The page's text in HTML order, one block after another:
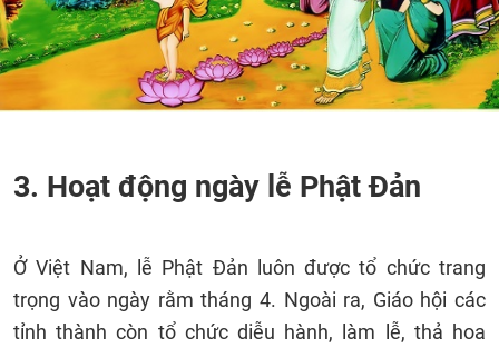
3. Hoạt động ngày lễ Phật Đản
Ở Việt Nam, lễ Phật Đản luôn được tổ chức trang
trọng vào ngày rằm tháng 4. Ngoài ra, Giáo hội các
tỉnh thành còn tổ chức diễu hành, làm lễ, thả hoa